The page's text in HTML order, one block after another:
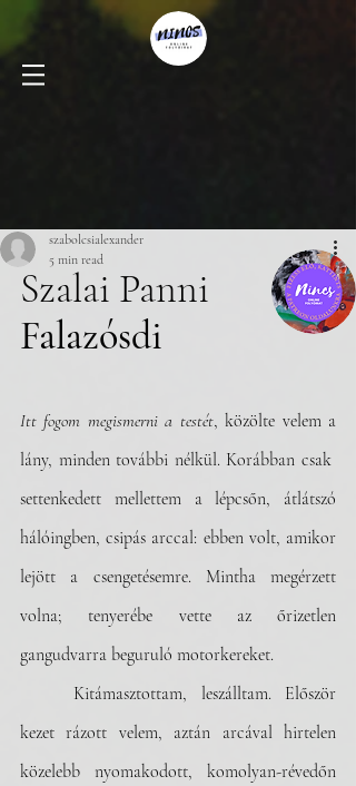
szabolcsialexander
5 min read
Szalai Panni
Falazósdi
Itt fogom megismerni a testét, közölte velem a
lány, minden további nélkül. Korábban csak
settenkedett mellettem a lépcsőn, átlátszó
hálóingben, csipás arccal: ebben volt, amikor
lejött a csengetésemre. Mintha megérzett
volna; tenyerébe vette az őrizetlen
gangudvarra beguruló motorkereket.
kezet rázott velem, aztán arcával hirtelen
közelebb nyomakodott, komolyan-révedőn